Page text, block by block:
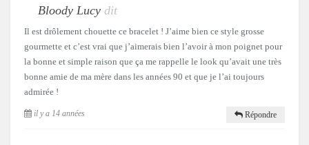
Bloody Lucy dit
Il est drôlement chouette ce bracelet ! J’aime bien ce style grosse
gourmette et c’est vrai que j’aimerais bien l’avoir à mon poignet pour
la bonne et simple raison que ça me rappelle le look qu’avait une très
bonne amie de ma mère dans les années 90 et que je l’ai toujours
admirée !
il y a 14 années Répondre